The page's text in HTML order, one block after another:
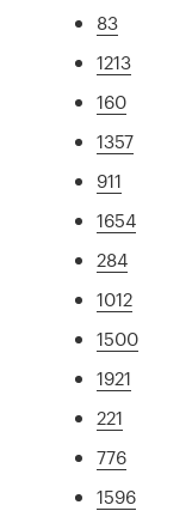
83
1213
160
1357
911
1654
284
1012
1500
1921
221
776
1596